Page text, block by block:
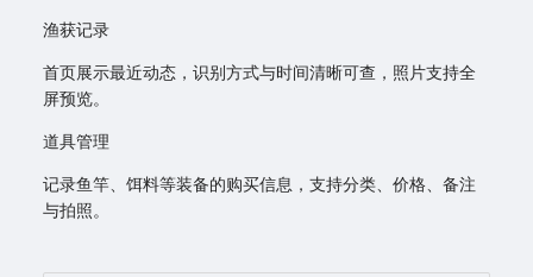
渔获记录
首页展示最近动态，识别方式与时间清晰可查，照片支持全
屏预览。
道具管理
记录鱼竿、饵料等装备的购买信息，支持分类、价格、备注
与拍照。